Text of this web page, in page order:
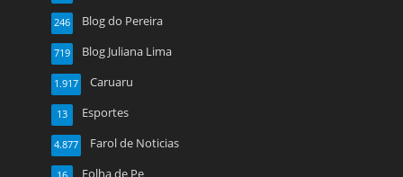
Blog do Pereira
246
Blog Juliana Lima
719
Caruaru
1.917
Esportes
13
Farol de Noticias
4.877
Folha de Pe